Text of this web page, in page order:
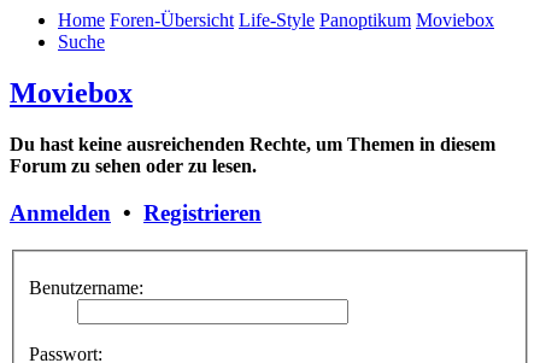
Home Foren-Übersicht Life-Style Panoptikum Moviebox
Suche
Moviebox
Du hast keine ausreichenden Rechte, um Themen in diesem
Forum zu sehen oder zu lesen.
Anmelden • Registrieren
Benutzername:
Passwort: